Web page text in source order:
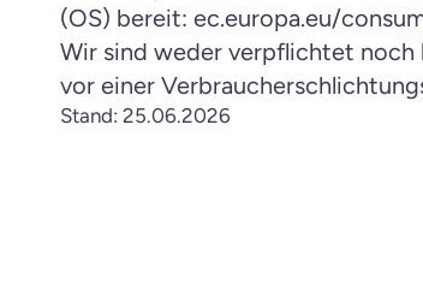
(OS) bereit: ec.europa.eu/
Wir sind weder verpflichtet noch
vor einer
Stand: 25.06.2026